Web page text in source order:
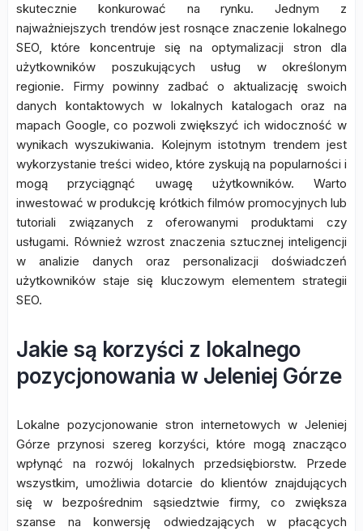
skutecznie konkurować na rynku. Jednym z
najważniejszych trendów jest rosnące znaczenie lokalnego
SEO, które koncentruje się na optymalizacji stron dla
użytkowników poszukujących usług w określonym
regionie. Firmy powinny zadbać o aktualizację swoich
danych kontaktowych w lokalnych katalogach oraz na
mapach Google, co pozwoli zwiększyć ich widoczność w
wynikach wyszukiwania. Kolejnym istotnym trendem jest
wykorzystanie treści wideo, które zyskują na popularności i
mogą przyciągnąć uwagę użytkowników. Warto
inwestować w produkcję krótkich filmów promocyjnych lub
tutoriali związanych z oferowanymi produktami czy
usługami. Również wzrost znaczenia sztucznej inteligencji
w analizie danych oraz personalizacji doświadczeń
użytkowników staje się kluczowym elementem strategii
SEO.
Jakie są korzyści z lokalnego
pozycjonowania w Jeleniej Górze
Lokalne pozycjonowanie stron internetowych w Jeleniej
Górze przynosi szereg korzyści, które mogą znacząco
wpłynąć na rozwój lokalnych przedsiębiorstw. Przede
wszystkim, umożliwia dotarcie do klientów znajdujących
się w bezpośrednim sąsiedztwie firmy, co zwiększa
szanse na konwersję odwiedzających w płacących